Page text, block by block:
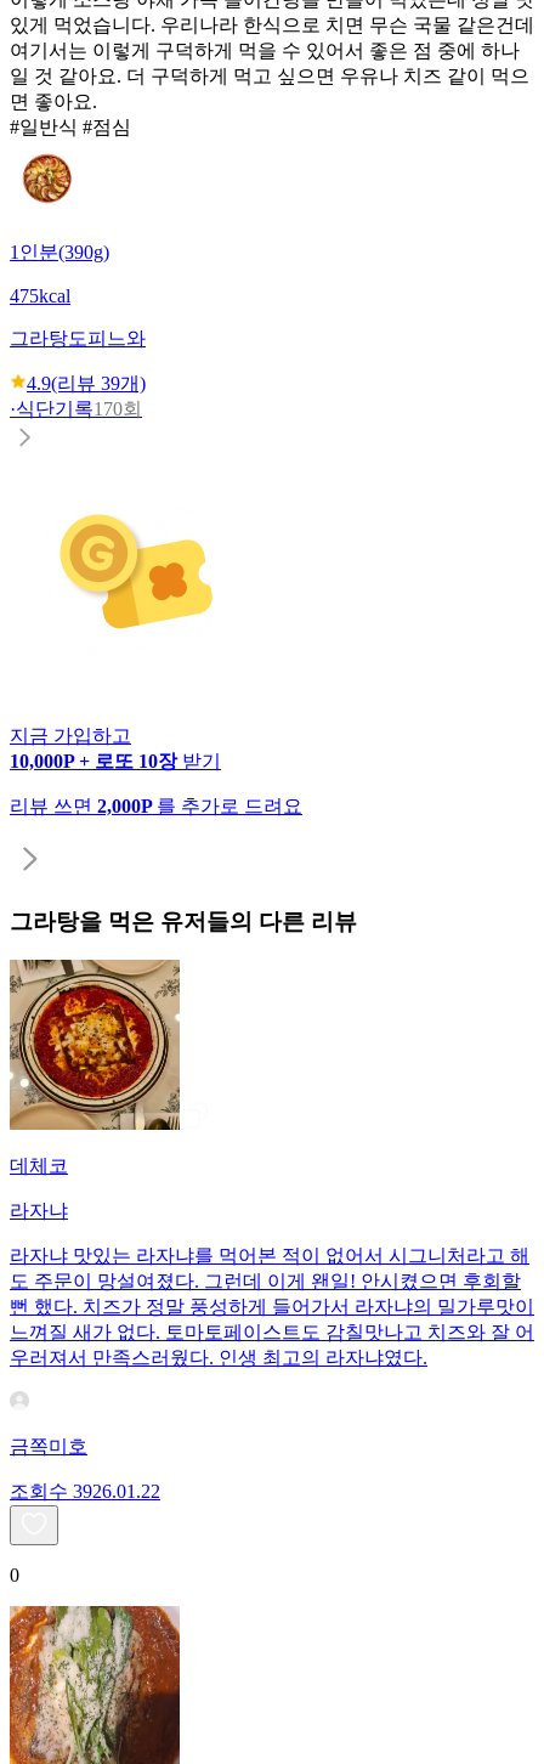
있게 먹었습니다. 우리나라 한식으로 치면 무슨 국물 같은건데
여기서는 이렇게 구덕하게 먹을 수 있어서 좋은 점 중에 하나
일 것 같아요. 더 구덕하게 먹고 싶으면 우유나 치즈 같이 먹으
면 좋아요.
#일반식 #점심
1인분(390g)
475kcal
그라탕도피느와
4.9(리뷰 39개)
·식단기록170회
지금 가입하고
10,000P + 로또 10장 받기
리뷰 쓰면 2,000P 를 추가로 드려요
그라탕을 먹은 유저들의 다른 리뷰
데체코
라자냐
라자냐 맛있는 라자냐를 먹어본 적이 없어서 시그니처라고 해
도 주문이 망설여졌다. 그런데 이게 왠일! 안시켰으면 후회할
뻔 했다. 치즈가 정말 풍성하게 들어가서 라자냐의 밀가루맛이
느껴질 새가 없다. 토마토페이스트도 감칠맛나고 치즈와 잘 어
우러져서 만족스러웠다. 인생 최고의 라자냐였다.
금쪽미호
조회수 3926.01.22
0